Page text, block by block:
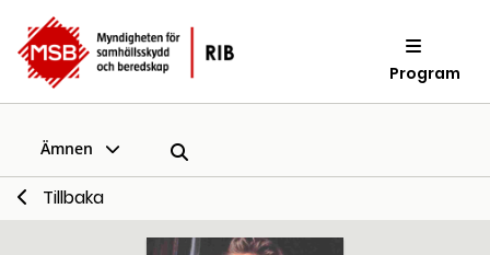
Program
Ämnen
Tillbaka